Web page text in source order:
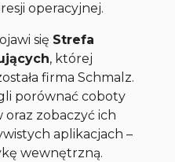
operacyjnej.
się Strefa
, której
firma Schmalz.
porównać coboty
zobaczyć ich
aplikacjach –
wewnętrzną.